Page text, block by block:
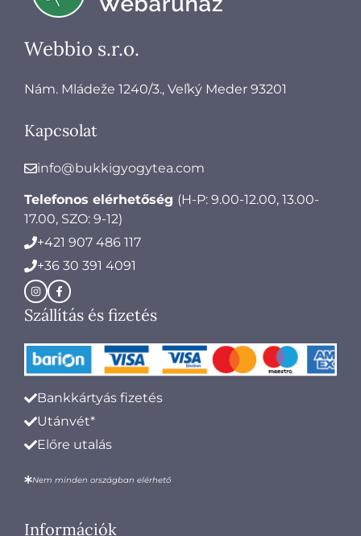
Webbio s.r.o.
Nám. Mládeže 1240/3., Veľký Meder 93201
Kapcsolat
info@bukkigyogytea.com
Telefonos elérhetőség (H-P: 9.00-12.00, 13.00-
17.00, SZO: 9-12)
+421 907 486 117
+36 30 391 4091
Szállítás és fizetés
Bankkártyás fizetés
Utánvét*
Előre utalás
Nem minden országban elérhető
Információk